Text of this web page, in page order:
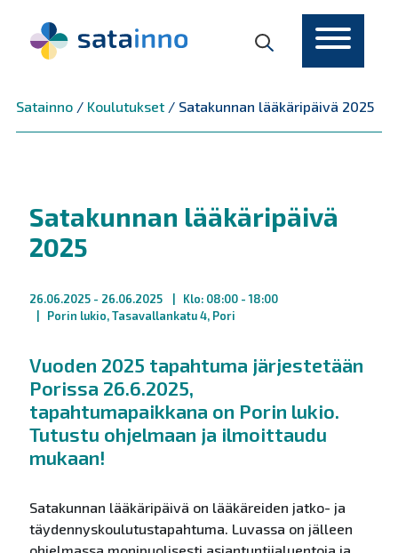
Satainno/ Koulutukset/ Satakunnan lääkäripäivä 2025
Satakunnan lääkäripäivä
2025
26.06.2025 - 26.06.2025
Klo: 08:00 - 18:00
Porin lukio, Tasavallankatu 4, Pori
Vuoden 2025 tapahtuma järjestetään
Porissa 26.6.2025,
tapahtumapaikkana on Porin lukio.
Tutustu ohjelmaan ja ilmoittaudu
mukaan!
Satakunnan lääkäripäivä on lääkäreiden jatko- ja
täydennyskoulutustapahtuma. Luvassa on jälleen